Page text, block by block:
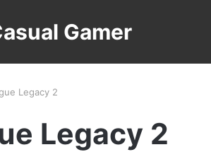
Gamer
Legacy 2
Legacy 2